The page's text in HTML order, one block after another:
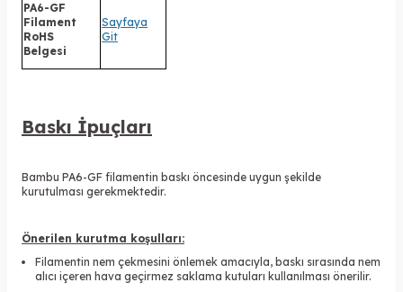
PA6-GF
Filament
RoHS
Belgesi
Sayfaya
Git
Baskı İpuçları
Bambu PA6-GF filamentin baskı öncesinde uygun şekilde
kurutulması gerekmektedir.
Önerilen kurutma koşulları:
Filamentin nem çekmesini önlemek amacıyla, baskı sırasında nem
alıcı içeren hava geçirmez saklama kutuları kullanılması önerilir.